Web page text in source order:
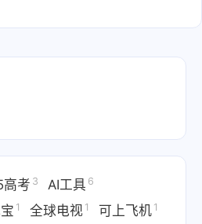
高考 3 AI工具 6
1 全球电视 1 可上飞机 1